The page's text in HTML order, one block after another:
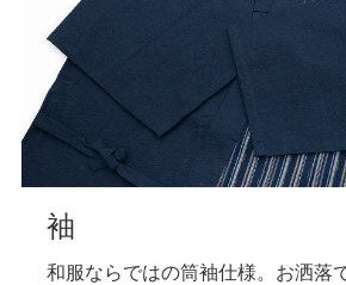
袖
和服ならではの筒袖仕様。お洒落